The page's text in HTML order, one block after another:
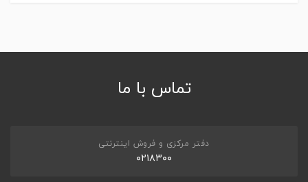
تماس با ما
دفتر مرکزی و فروش اینترنتی
۰۲۱۸۳۰۰